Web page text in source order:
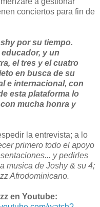
conciertos para fin de
por su tiempo.
y un
el tres y el cuatro
en busca de su
e internacional, con
esta plataforma lo
mucha honra y
la entrevista; a lo
primero todo el apoyo
y pedirles
musica de Joshy & su 4;
Afrodominicano.
en Youtube: